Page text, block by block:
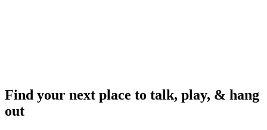
Find your next place to talk, play, & hang
out